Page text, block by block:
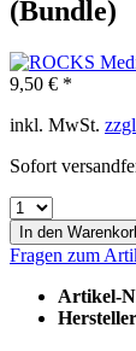
(Bundle)
9,50 € *
inkl. MwSt.
Sofort
In den
Fragen zum
Artikel-